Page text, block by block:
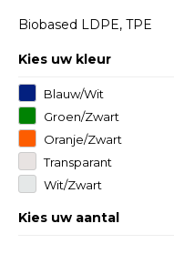
Biobased LDPE, TPE
Kies uw kleur
Blauw/wit
Groen/zwart
Oranje/zwart
Transparant
Wit/zwart
Kies uw aantal